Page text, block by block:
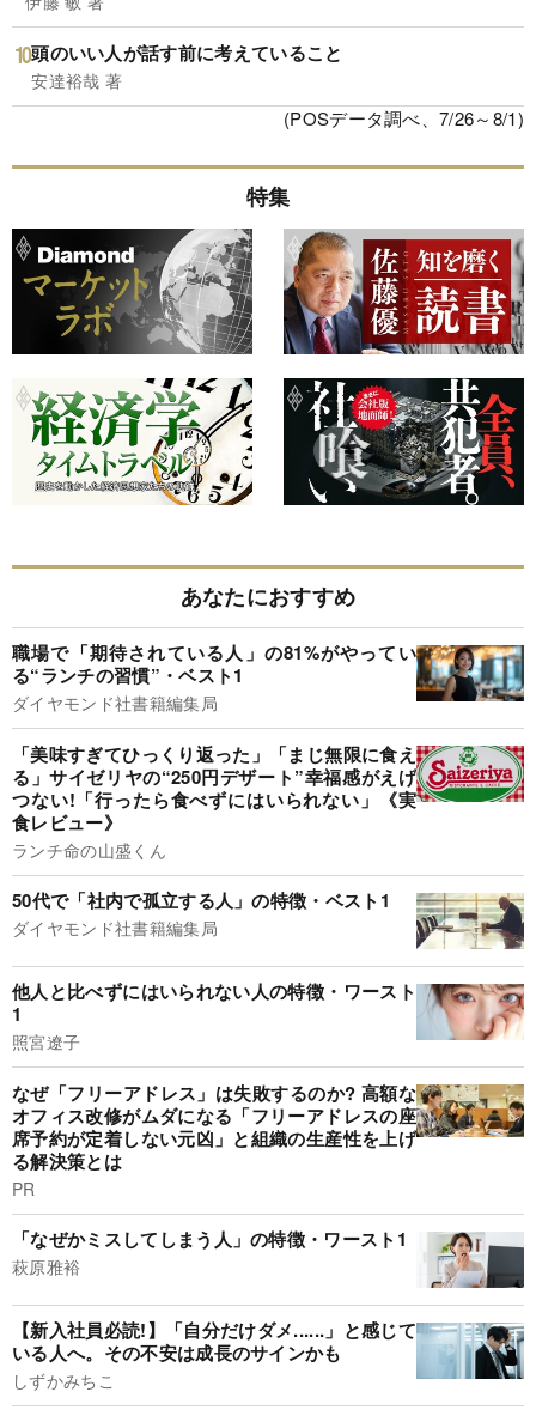
頭のいい人が話す前に考えていること
安達裕哉 著
(POSデータ調べ、7/26～8/1)
特集
あなたにおすすめ
職場で「期待されている人」の81%がやってい
る“ランチの習慣”・ベスト1
ダイヤモンド社書籍編集局
「美味すぎてひっくり返った」「まじ無限に食え
る」サイゼリヤの“250円デザート”幸福感がえげ
つない!「行ったら食べずにはいられない」《実
食レビュー》
ランチ命の山盛くん
50代で「社内で孤立する人」の特徴・ベスト1
ダイヤモンド社書籍編集局
他人と比べずにはいられない人の特徴・ワースト
1
照宮遼子
なぜ「フリーアドレス」は失敗するのか? 高額な
オフィス改修がムダになる「フリーアドレスの座
席予約が定着しない元凶」と組織の生産性を上げ
る解決策とは
PR
「なぜかミスしてしまう人」の特徴・ワースト1
萩原雅裕
【新入社員必読!】「自分だけダメ......」と感じて
いる人へ。その不安は成長のサインかも
しずかみちこ